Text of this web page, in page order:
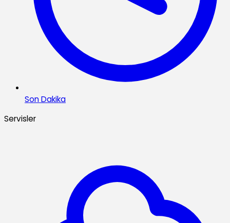
Son Dakika
Servisler